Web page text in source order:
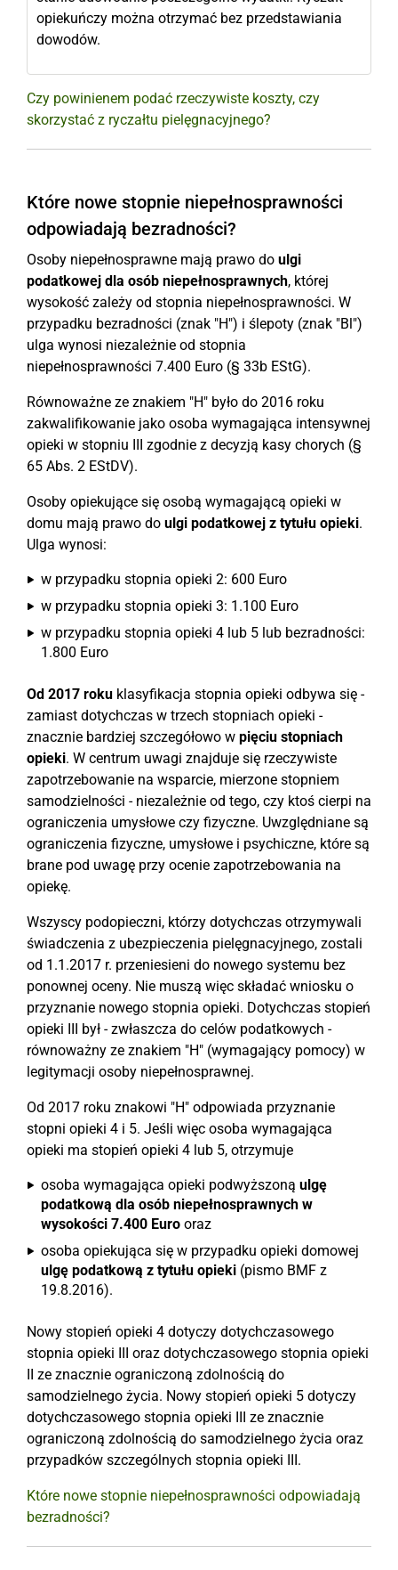
opiekuńczy można otrzymać bez przedstawiania
dowodów.
Czy powinienem podać rzeczywiste koszty, czy
skorzystać z ryczałtu pielęgnacyjnego?
Które nowe stopnie niepełnosprawności
odpowiadają bezradności?
Osoby niepełnosprawne mają prawo do ulgi
podatkowej dla osób niepełnosprawnych, której
wysokość zależy od stopnia niepełnosprawności. W
przypadku bezradności (znak "H") i ślepoty (znak "Bl")
ulga wynosi niezależnie od stopnia
niepełnosprawności 7.400 Euro (§ 33b EStG).
Równoważne ze znakiem "H" było do 2016 roku
zakwalifikowanie jako osoba wymagająca intensywnej
opieki w stopniu III zgodnie z decyzją kasy chorych (§
65 Abs. 2 EStDV).
Osoby opiekujące się osobą wymagającą opieki w
domu mają prawo do ulgi podatkowej z tytułu opieki.
Ulga wynosi:
w przypadku stopnia opieki 2: 600 Euro
w przypadku stopnia opieki 3: 1.100 Euro
w przypadku stopnia opieki 4 lub 5 lub bezradności:
1.800 Euro
Od 2017 roku klasyfikacja stopnia opieki odbywa się -
zamiast dotychczas w trzech stopniach opieki -
znacznie bardziej szczegółowo w pięciu stopniach
opieki. W centrum uwagi znajduje się rzeczywiste
zapotrzebowanie na wsparcie, mierzone stopniem
samodzielności - niezależnie od tego, czy ktoś cierpi na
ograniczenia umysłowe czy fizyczne. Uwzględniane są
ograniczenia fizyczne, umysłowe i psychiczne, które są
brane pod uwagę przy ocenie zapotrzebowania na
opiekę.
Wszyscy podopieczni, którzy dotychczas otrzymywali
świadczenia z ubezpieczenia pielęgnacyjnego, zostali
od 1.1.2017 r. przeniesieni do nowego systemu bez
ponownej oceny. Nie muszą więc składać wniosku o
przyznanie nowego stopnia opieki. Dotychczas stopień
opieki III był - zwłaszcza do celów podatkowych -
równoważny ze znakiem "H" (wymagający pomocy) w
legitymacji osoby niepełnosprawnej.
Od 2017 roku znakowi "H" odpowiada przyznanie
stopni opieki 4 i 5. Jeśli więc osoba wymagająca
opieki ma stopień opieki 4 lub 5, otrzymuje
osoba wymagająca opieki podwyższoną ulgę
podatkową dla osób niepełnosprawnych w
wysokości 7.400 Euro oraz
osoba opiekująca się w przypadku opieki domowej
ulgę podatkową z tytułu opieki (pismo BMF z
19.8.2016).
Nowy stopień opieki 4 dotyczy dotychczasowego
stopnia opieki III oraz dotychczasowego stopnia opieki
II ze znacznie ograniczoną zdolnością do
samodzielnego życia. Nowy stopień opieki 5 dotyczy
dotychczasowego stopnia opieki III ze znacznie
ograniczoną zdolnością do samodzielnego życia oraz
przypadków szczególnych stopnia opieki III.
Które nowe stopnie niepełnosprawności odpowiadają
bezradności?